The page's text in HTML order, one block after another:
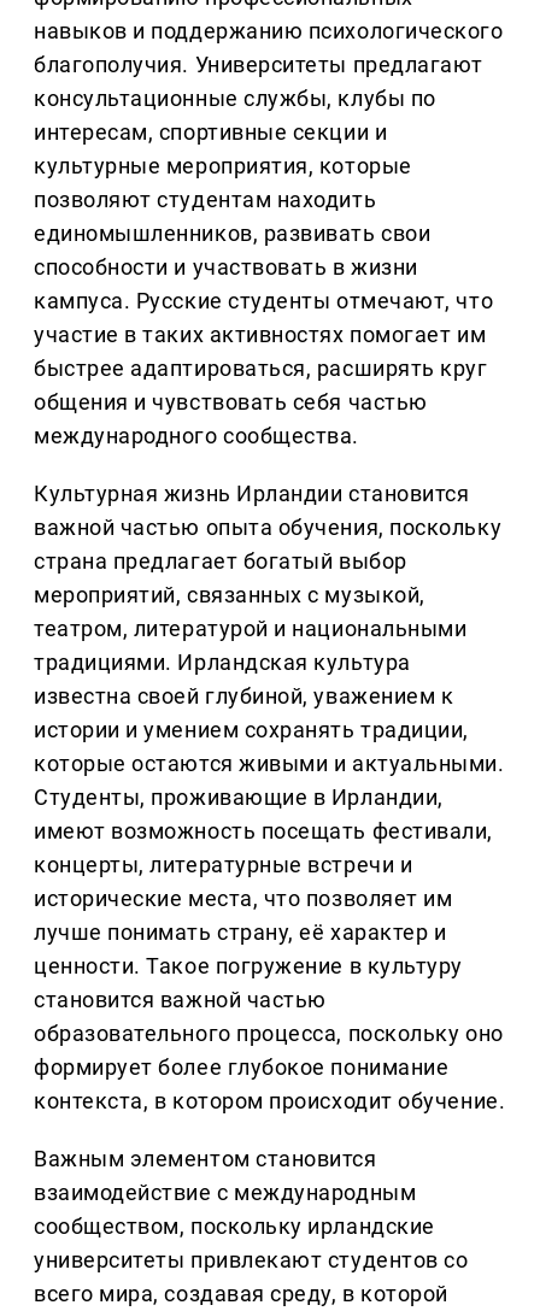
навыков и поддержанию психологического
благополучия. Университеты предлагают
консультационные службы, клубы по
интересам, спортивные секции и
культурные мероприятия, которые
позволяют студентам находить
единомышленников, развивать свои
способности и участвовать в жизни
кампуса. Русские студенты отмечают, что
участие в таких активностях помогает им
быстрее адаптироваться, расширять круг
общения и чувствовать себя частью
международного сообщества.
Культурная жизнь Ирландии становится
важной частью опыта обучения, поскольку
страна предлагает богатый выбор
мероприятий, связанных с музыкой,
театром, литературой и национальными
традициями. Ирландская культура
известна своей глубиной, уважением к
истории и умением сохранять традиции,
которые остаются живыми и актуальными.
Студенты, проживающие в Ирландии,
имеют возможность посещать фестивали,
концерты, литературные встречи и
исторические места, что позволяет им
лучше понимать страну, её характер и
ценности. Такое погружение в культуру
становится важной частью
образовательного процесса, поскольку оно
формирует более глубокое понимание
контекста, в котором происходит обучение.
Важным элементом становится
взаимодействие с международным
сообществом, поскольку ирландские
университеты привлекают студентов со
всего мира, создавая среду, в которой